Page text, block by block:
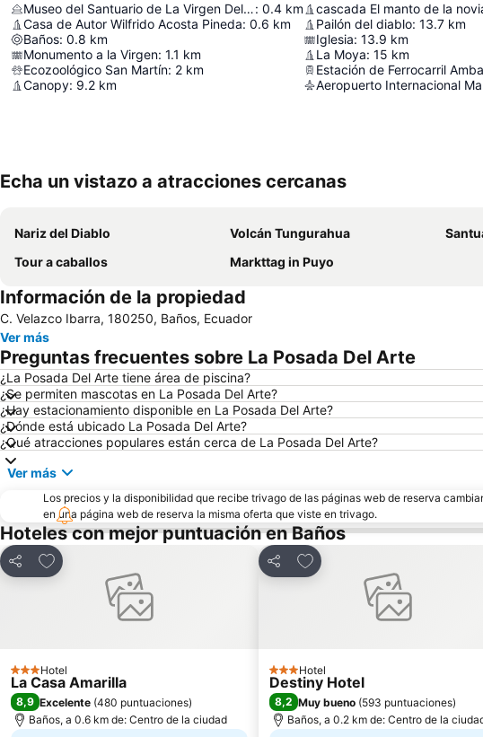
Museo del Santuario de La Virgen Del Agua Santa: 0.4 km
Casa de Autor Wilfrido Acosta Pineda: 0.6 km
Baños: 0.8 km
Monumento a la Virgen: 1.1 km
Ecozoológico San Martín: 2 km
Canopy: 9.2 km
cascada El manto de la
Pailón del diablo: 13.7 km
Iglesia: 13.9 km
La Moya: 15 km
Estación de Ferrocarril
Echa un vistazo a atracciones cercanas
Nariz del Diablo Volcán Tungurahua Santuario
Tour a caballos
Markttag in Puyo
Información de la propiedad
C. Velazco Ibarra, 180250, Baños, Ecuador
Ver más
Preguntas frecuentes sobre La Posada Del Arte
¿La Posada Del Arte tiene área de piscina?
¿Se permiten mascotas en La Posada Del Arte?
¿Hay estacionamiento disponible en La Posada Del Arte?
¿Dónde está ubicado La Posada Del Arte?
¿Qué atracciones populares están cerca de La Posada Del Arte?
Ver más
Los precios y la disponibilidad que recibe trivago de las páginas web de reserva
en una página web de reserva la misma oferta que viste en trivago.
Hoteles con mejor puntuación en Baños
Compartir
Agregar a favoritos
3 Estrellas
Hotel
La Casa Amarilla
8,9 Excelente (480 puntuaciones)
Baños, a 0.6 km de: Centro de la ciudad
Compartir
Agregar a favoritos
3 Estrellas
Hotel
Destiny Hotel
8,2 Muy bueno (593 puntuaciones)
Baños, a 0.2 km de: Centro de la